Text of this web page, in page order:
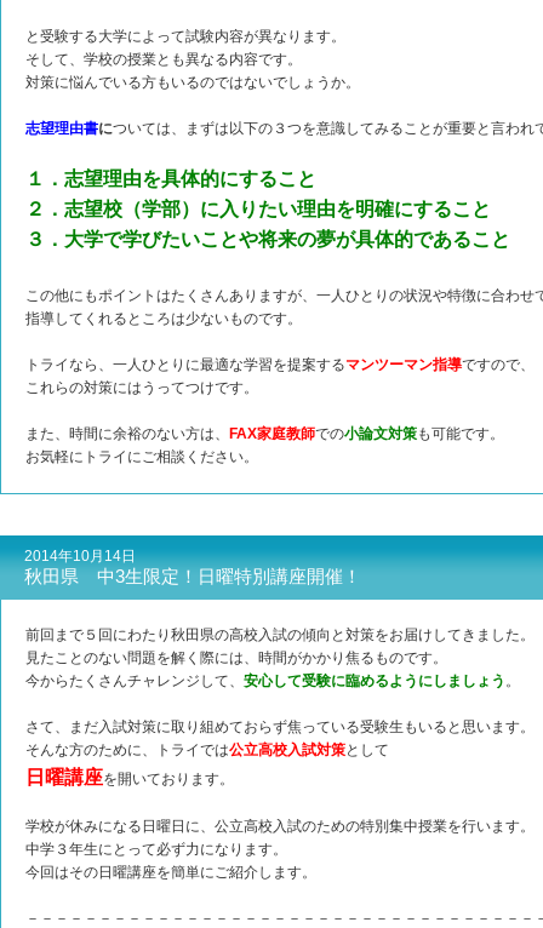
と受験する大学によって試験内容が異なります。
そして、学校の授業とも異なる内容です。
対策に悩んでいる方もいるのではないでしょうか。
志望理由書については、まずは以下の３つを意識してみることが重要と言われ
１． 志望理由を具体的にすること
２．志望校（学部）に入りたい理由を明確にすること
３．大学で学びたいことや将来の夢が具体的であること
この他にもポイントはたくさんありますが、一人ひとりの状況や特徴に合わせ
指導してくれるところは少ないものです。
トライなら、一人ひとりに最適な学習を提案するマンツーマン指導ですので、
これらの対策にはうってつけです。
また、時間に余裕のない方は、 FAX家庭教師での小論文対策も可能です。
お気軽にトライにご相談ください。
2014年10月14日
秋田県 中3生限定！日曜特別講座開催！
前回まで５回にわたり秋田県の高校入試の傾向と対策をお届けしてきました。
見たことのない問題を解く際には、時間がかかり焦るものです。
今からたくさんチャレンジして、 安心して受験に臨めるようにしましょう 。
さて、まだ入試対策に取り組めておらず焦っている受験生もいると思います。
そんな方のために、トライでは公立高校入試対策として
日曜講座を開いております。
学校が休みになる日曜日に、公立高校入試のための特別集中授業を行います。
中学３年生にとって必ず力になります。
今回はその日曜講座を簡単にご紹介します。
－－－－－－－－－－－－－－－－－－－－－－－－－－－－－－－－－－－